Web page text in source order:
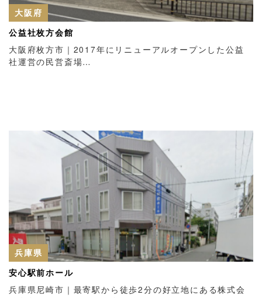
大阪府
公益社枚方会館
大阪府枚方市｜2017年にリニューアルオープンした公益
社運営の民営斎場…
兵庫県
安心駅前ホール
兵庫県尼崎市｜最寄駅から徒歩2分の好立地にある株式会